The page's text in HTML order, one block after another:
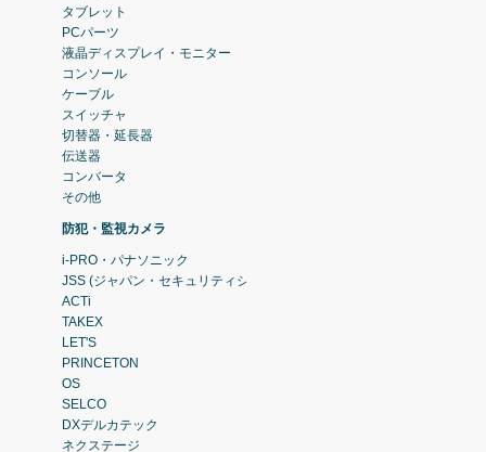
タブレット
PCパーツ
液晶ディスプレイ・モニター
コンソール
ケーブル
スイッチャ
切替器・延長器
伝送器
コンバータ
その他
防犯・監視カメラ
i-PRO・パナソニック
JSS (ジャパン・セキュリティシステム)
ACTi
TAKEX
LET'S
PRINCETON
OS
SELCO
DXデルカテック
ネクステージ